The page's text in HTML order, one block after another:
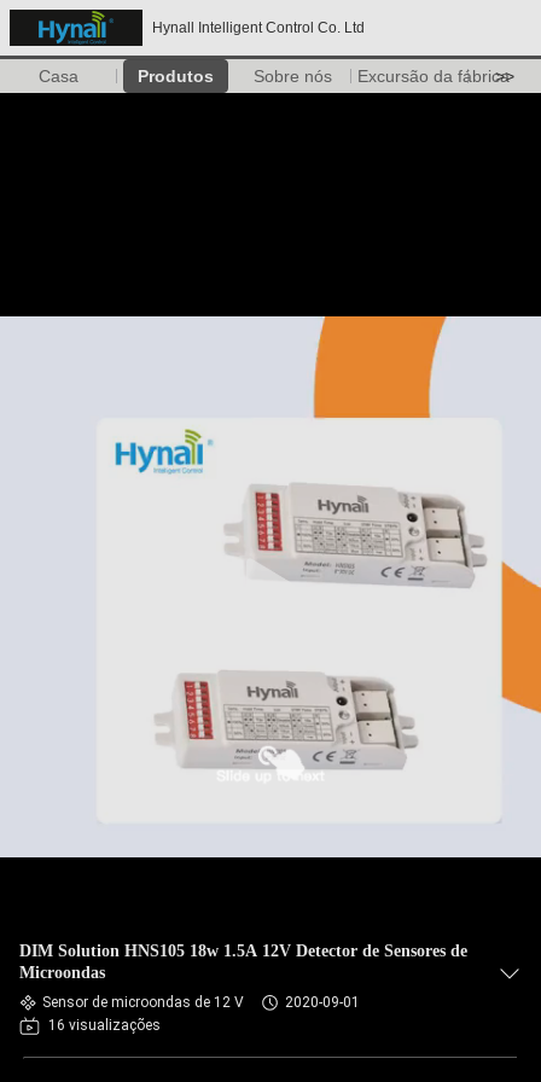
Hynall Intelligent Control Co. Ltd
Casa Produtos Sobre nós Excursão da fábrica
>>
DIM Solution HNS105 18w 1.5A 12V Detector de Sensores de
Microondas
Sensor de microondas de 12 V
2020-09-01
16 visualizações